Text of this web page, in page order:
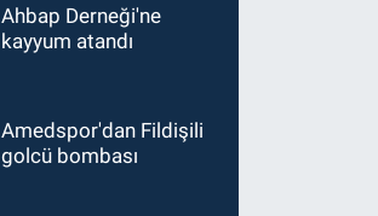
Ahbap Derneği'ne
kayyum atandı
Amedspor'dan Fildişili
golcü bombası